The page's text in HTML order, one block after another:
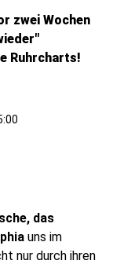
zwei Wochen
Ruhrcharts!
das
uns im
nur durch ihren